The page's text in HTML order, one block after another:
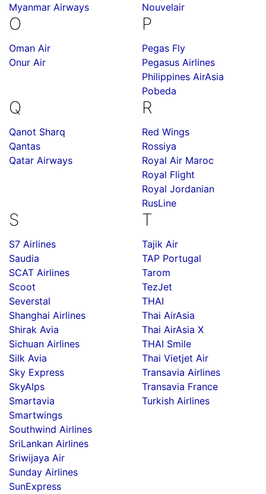
Myanmar Airways
Nouvelair
O
Oman Air
Onur Air
P
Pegas Fly
Pegasus Airlines
Philippines AirAsia
Pobeda
Q
Qanot Sharq
Qantas
Qatar Airways
R
Red Wings
Rossiya
Royal Air Maroc
Royal Flight
Royal Jordanian
RusLine
S
S7 Airlines
Saudia
SCAT Airlines
Scoot
Severstal
Shanghai Airlines
Shirak Avia
Sichuan Airlines
Silk Avia
Sky Express
SkyAlps
Smartavia
Smartwings
Southwind Airlines
SriLankan Airlines
Sriwijaya Air
Sunday Airlines
SunExpress
T
Tajik Air
TAP Portugal
Tarom
TezJet
THAI
Thai AirAsia
Thai AirAsia X
THAI Smile
Thai Vietjet Air
Transavia Airlines
Transavia France
Turkish Airlines